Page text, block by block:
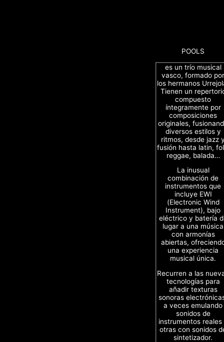
POOLS
es un trío musical
vasco, formado por
los hermanos
Tienen un
compuesto
íntegramente por
composiciones
originales,
diversos estilos y
ritmos, desde jazz
fusión hasta latin,
reggae, balada…
La inusual
combinación de
instrumentos que
incluye EWI
(Electronic Wind
Instrument), bajo
eléctrico y batería
lugar a una música
con armonías
abiertas,
una experiencia
musical única.
Recurren a las
tecnologías para
añadir texturas
sonoras
a veces emulando
sonidos de
instrumentos reales
otras con sonidos
sintetizador.